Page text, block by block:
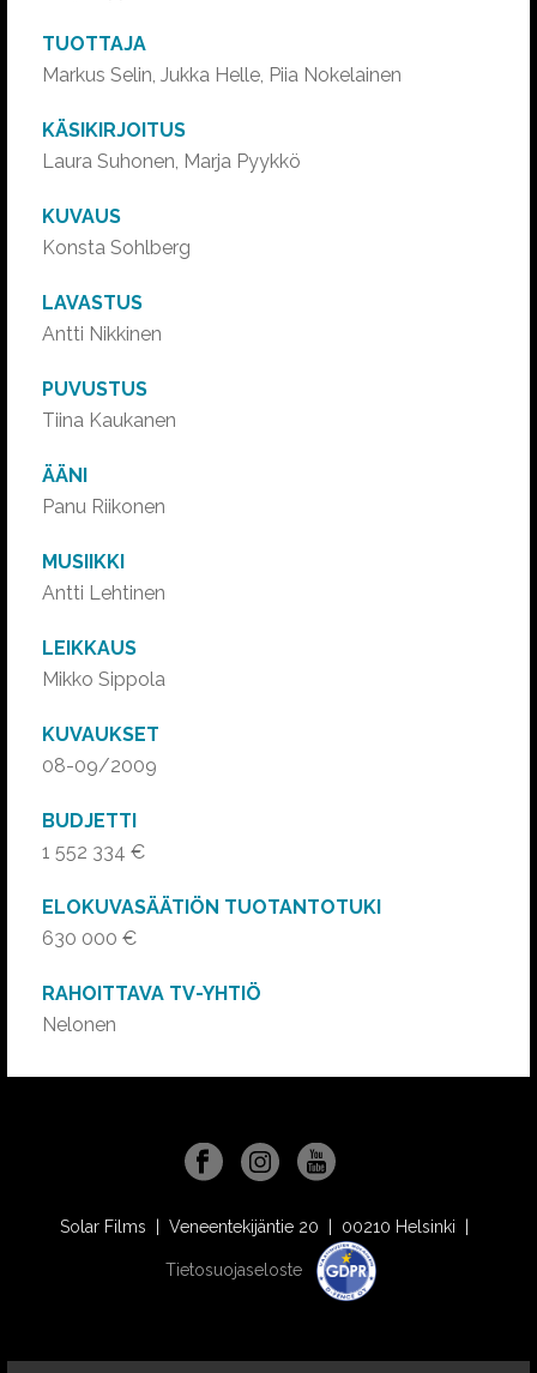
TUOTTAJA
Markus Selin, Jukka Helle, Piia Nokelainen
KÄSIKIRJOITUS
Laura Suhonen, Marja Pyykkö
KUVAUS
Konsta Sohlberg
LAVASTUS
Antti Nikkinen
PUVUSTUS
Tiina Kaukanen
ÄÄNI
Panu Riikonen
MUSIIKKI
Antti Lehtinen
LEIKKAUS
Mikko Sippola
KUVAUKSET
08-09/2009
BUDJETTI
1 552 334 €
ELOKUVASÄÄTIÖN TUOTANTOTUKI
630 000 €
RAHOITTAVA TV-YHTIÖ
Nelonen
Solar Films | Veneentekijäntie 20 | 00210 Helsinki |
Tietosuojaseloste